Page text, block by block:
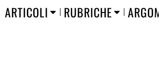
ARTICOLI RUBRICHE